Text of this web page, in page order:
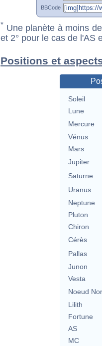
BBCode
* Une planète à moins
et 2° pour le cas de l'AS
Positions et
Soleil
Lune
Mercure
Vénus
Mars
Jupiter
Saturne
Uranus
Neptune
Pluton
Chiron
Cérès
Pallas
Junon
Vesta
Noeud
Lilith
Fortune
AS
MC